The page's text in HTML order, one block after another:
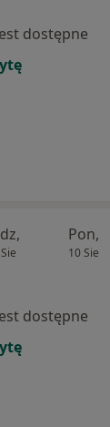
dostępne
Pon,
10 Sie
dostępne